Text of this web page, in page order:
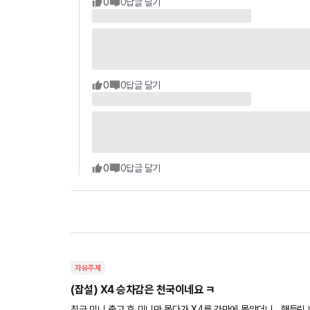
0 0답글 달기
0 0답글 달기
0 0답글 달기
자유주제
(잡설) X4 승차감은 천국이네요 ㅋ